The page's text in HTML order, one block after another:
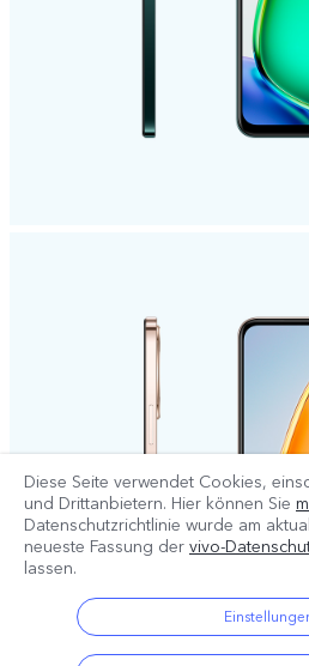
Diese Seite verwendet Cookies,
und Drittanbietern. Hier können Sie
Datenschutzrichtlinie wurde am
neueste Fassung der vivo-
lassen.